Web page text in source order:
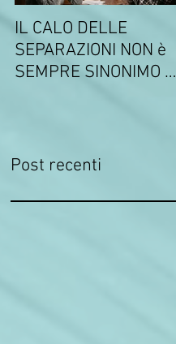
IL CALO DELLE
SEPARAZIONI NON è
SEMPRE SINONIMO DI
Post recenti